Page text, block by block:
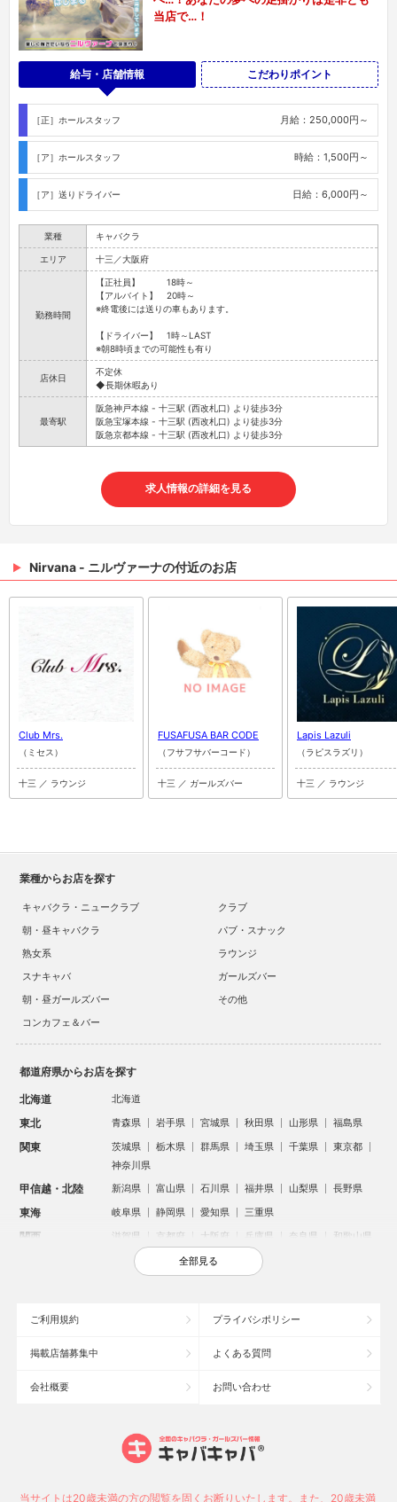
当店で…！
給与・店舗情報 こだわりポイント
［正］ホールスタッフ 月給：250,000円～
［ア］ホールスタッフ 時給：1,500円～
［ア］送りドライバー 日給：6,000円～
業種 キャバクラ
エリア 十三／大阪府
勤務時間
【正社員】 18時～
【アルバイト】 20時～
※終電後には送りの車もあります。
【ドライバー】 1時～LAST
※朝8時頃までの可能性も有り
店休日
不定休
◆長期休暇あり
最寄駅
阪急神戸本線 - 十三駅 (西改札口) より徒歩3分
阪急宝塚本線 - 十三駅 (西改札口) より徒歩3分
阪急京都本線 - 十三駅 (西改札口) より徒歩3分
求人情報の詳細を見る
Nirvana - ニルヴァーナの付近のお店
Club Mrs.
（ミセス）
十三 ／ ラウンジ
FUSAFUSA BAR CODE
（フサフサバーコード）
十三 ／ ガールズバー
Lapis Lazuli
（ラピスラズリ）
十三 ／ ラウンジ
業種からお店を探す
キャバクラ・ニュークラブ
クラブ
朝・昼キャバクラ
パブ・スナック
熟女系
ラウンジ
スナキャバ
ガールズバー
朝・昼ガールズバー
その他
コンカフェ＆バー
都道府県からお店を探す
北海道 北海道
東北 青森県 岩手県 宮城県 秋田県 山形県 福島県
関東 茨城県 栃木県 群馬県 埼玉県 千葉県
東京都
神奈川県
甲信越・北陸 新潟県 富山県 石川県 福井県 山梨県 長野県
東海 岐阜県 静岡県 愛知県 三重県
関西 滋賀県 京都府 大阪府 兵庫県 奈良県 和歌山県
鳥取県 島根県 岡山県 広島県
沖縄県
大宮のキャバクラ
新潟市のキャバクラ
高崎市のキャバクラ
全部見る
ご利用規約 プライバシポリシー
掲載店舗募集中 よくある質問
会社概要 お問い合わせ
当サイトは20歳未満の方の閲覧を固くお断りいたします。また、20歳未満